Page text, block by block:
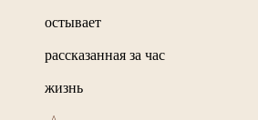
остывает
рассказанная за час
жизнь